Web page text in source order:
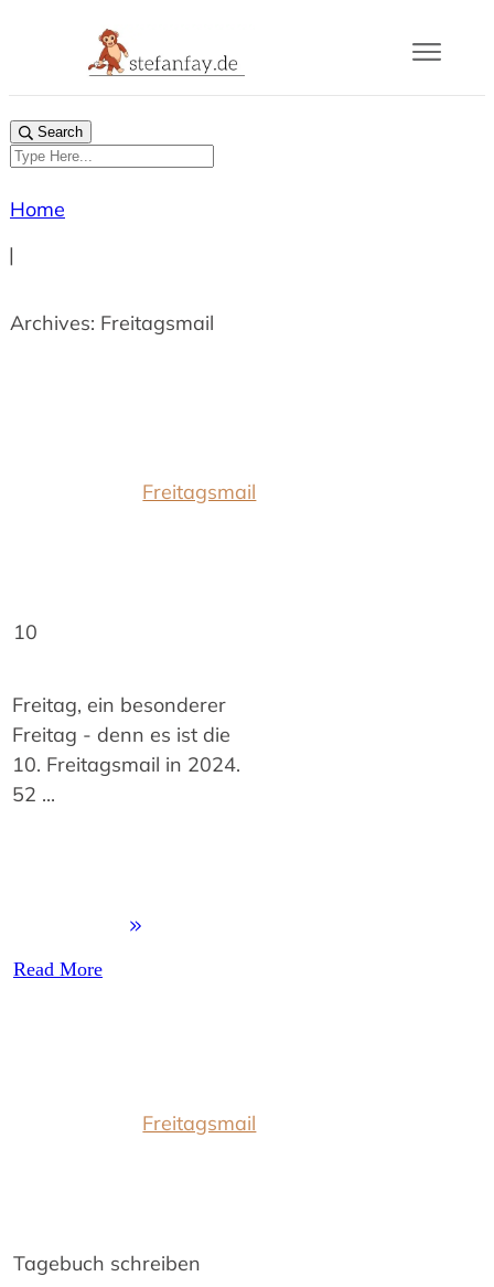
Search
Home
|
Archives: Freitagsmail
Freitagsmail
10
Freitag, ein besonderer
Freitag - denn es ist die
10. Freitagsmail in 2024.
52 ...
Read More
Freitagsmail
Tagebuch schreiben